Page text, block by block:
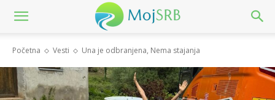
Početna Vesti Una je odbranjena, Nema stajanja